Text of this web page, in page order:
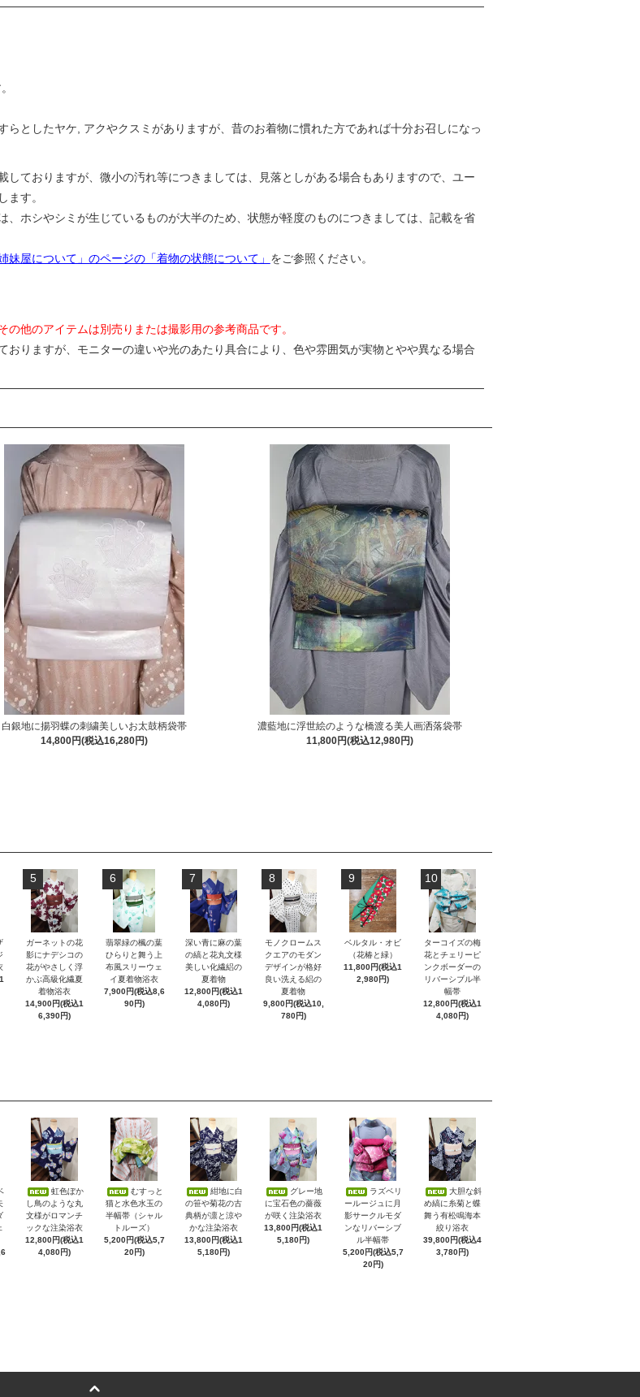
らとしたヤケ, アクやクスミがありますが、昔のお着物に慣れた方であれば十分お召しになっ
ておりますが、微小の汚れ等につきましては、見落としがある場合もありますので、ユー
ます。
、ホシやシミが生じているものが大半のため、状態が軽度のものにつきましては、記載を省
姉妹屋について」のページの「着物の状態について」 をご参照ください。
他のアイテムは別売りまたは撮影用の参考商品です。
りますが、モニターの違いや光のあたり具合により、色や雰囲気が実物とやや異なる場合
白銀地に揚羽蝶の刺繍美しいお太鼓柄袋帯
14,800円(税込16,280円)
濃藍地に浮世絵のような橋渡る美人画洒落袋帯
11,800円(税込12,980円)
5
ガーネットの花
影にナデシコの
花がやさしく浮
かぶ高級化繊夏
着物浴衣
14,900円(税込1
6,390円)
6
翡翠緑の楓の葉
ひらりと舞う上
布風スリーウェ
イ夏着物浴衣
7,900円(税込8,6
90円)
7
深い青に麻の葉
の縞と花丸文様
美しい化繊絽の
夏着物
12,800円(税込1
4,080円)
8
モノクロームス
クエアのモダン
デザインが格好
良い洗える絽の
夏着物
9,800円(税込10,
780円)
9
ベルタル・オビ
（花椿と緑）
11,800円(税込1
2,980円)
10
ターコイズの梅
花とチェリーピ
ンクボーダーの
リバーシブル半
幅帯
12,800円(税込1
4,080円)
虹色ぼか
し鳥のような丸
文様がロマンチ
ックな注染浴衣
12,800円(税込1
4,080円)
むすっと
猫と水色水玉の
半幅帯（シャル
トルーズ）
5,200円(税込5,7
20円)
紺地に白
の笹や菊花の古
典柄が凛と涼や
かな注染浴衣
13,800円(税込1
5,180円)
グレー地
に宝石色の薔薇
が咲く注染浴衣
13,800円(税込1
5,180円)
ラズベリ
ールージュに月
影サークルモダ
ンなリバーシブ
ル半幅帯
5,200円(税込5,7
20円)
大胆な斜
め縞に糸菊と蝶
舞う有松鳴海本
絞り浴衣
39,800円(税込4
3,780円)